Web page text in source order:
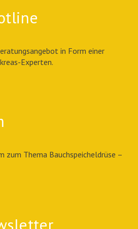
in Form einer
Experten.
zum Thema Bauchspeicheldrüse –